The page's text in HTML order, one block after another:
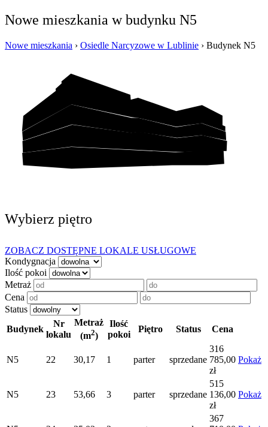
Nowe mieszkania w budynku N5
Nowe mieszkania › Osiedle Narcyzowe w Lublinie › Budynek N5
Wybierz piętro
ZOBACZ DOSTĘPNE LOKALE USŁUGOWE
Kondygnacja
Ilość pokoi
Metraż
Cena
Status
Budynek
Nr
lokalu
Metraż
(m2)
Ilość
pokoi
Piętro Status Cena
N5 22 30,17 1 parter sprzedane
316
785,00
zł
Pokaż
N5 23 53,66 3 parter sprzedane
515
136,00
zł
Pokaż
367